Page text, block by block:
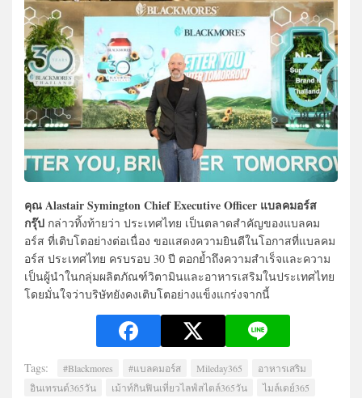
คุณ Alastair Symington Chief Executive Officer แบลคมอร์ส
กรุ๊ป กล่าวทิ้งท้ายว่า ประเทศไทย เป็นตลาดสำคัญของแบลคม
อร์ส ที่เติบโตอย่างต่อเนื่อง ขอแสดงความยินดีในโอกาสที่แบลคม
อร์ส ประเทศไทย ครบรอบ 30 ปี ตอกย้ำถึงความสำเร็จและความ
เป็นผู้นำในกลุ่มผลิตภัณฑ์วิตามินและอาหารเสริมในประเทศไทย
โดยมั่นใจว่าบริษัทยังคงเติบโตอย่างแข็งแกร่งจากนี้
Tags: #Blackmores #แบลคมอร์ส Mileday365
อาหารเสริม
อินเทรนด์365วัน
เม้าท์กินฟินเที่ยวไลฟ์สไตล์365วัน ไมล์เดย์365